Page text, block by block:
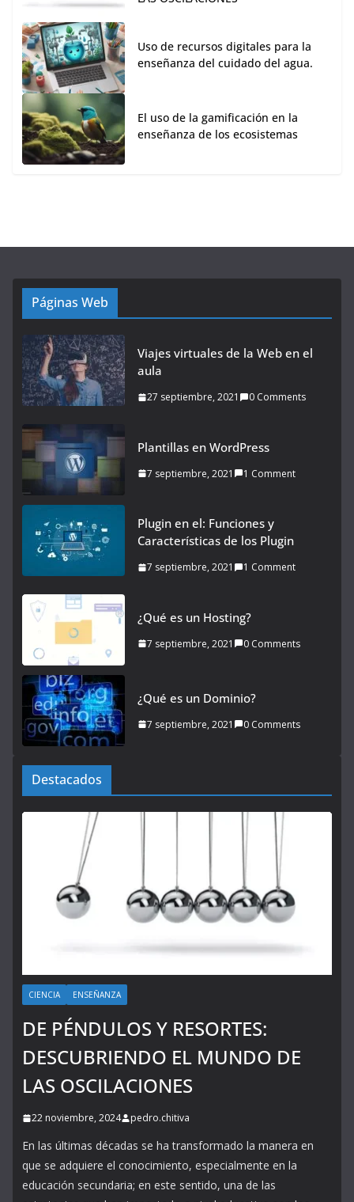
Uso de recursos digitales para la
enseñanza del cuidado del agua.
El uso de la gamificación en la
enseñanza de los ecosistemas
Páginas Web
Viajes virtuales de la Web en el
aula
27 septiembre, 2021 0 Comments
Plantillas en WordPress
7 septiembre, 2021 1 Comment
Plugin en el: Funciones y
Características de los Plugin
7 septiembre, 2021 1 Comment
¿Qué es un Hosting?
7 septiembre, 2021 0 Comments
¿Qué es un Dominio?
7 septiembre, 2021 0 Comments
Destacados
CIENCIA ENSEÑANZA
DE PÉNDULOS Y RESORTES:
DESCUBRIENDO EL MUNDO DE
LAS OSCILACIONES
22 noviembre, 2024 pedro.chitiva
En las últimas décadas se ha transformado la manera en
que se adquiere el conocimiento, especialmente en la
educación secundaria; en este sentido, una de las